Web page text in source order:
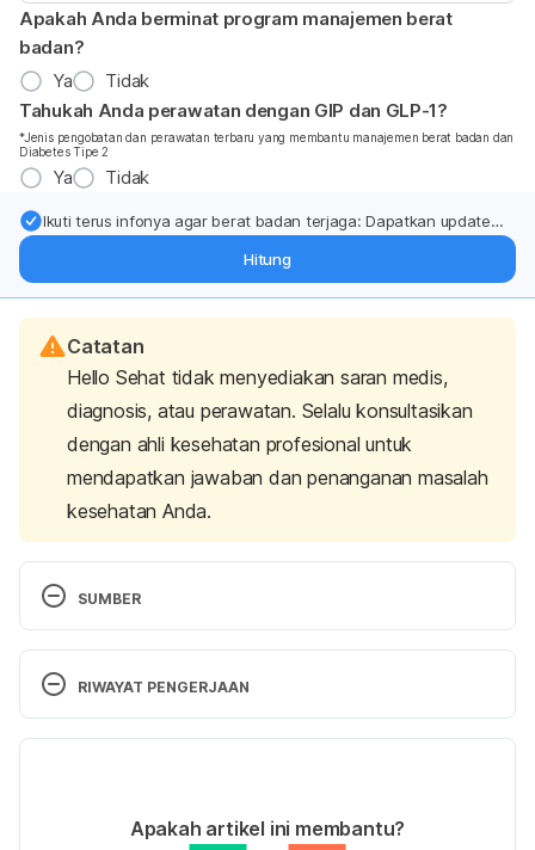
Apakah Anda berminat program manajemen berat
badan?
Ya
Tidak
Tahukah Anda perawatan dengan GIP dan GLP-1?
*Jenis pengobatan dan perawatan terbaru yang membantu manajemen berat badan dan
Diabetes Tipe 2
Ya Tidak
Ikuti terus infonya agar berat badan terjaga: Dapatkan update
Hitung
Catatan
Hello Sehat tidak menyediakan saran medis,
diagnosis, atau perawatan. Selalu konsultasikan
dengan ahli kesehatan profesional untuk
mendapatkan jawaban dan penanganan masalah
kesehatan Anda.
SUMBER
Butler, L., Yap, T., & Wright, M. (2016). The
accuracy of the Edinburgh diplopia diagnostic
RIWAYAT PENGERJAAN
Ditulis oleh Fidhia Kemala
Ditinjau secara medis oleh
dr. Mikhael Yosia,
Apakah artikel ini membantu?